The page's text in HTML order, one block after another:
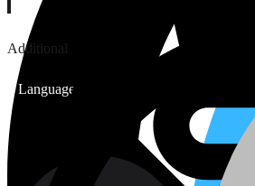
Additional
Language: